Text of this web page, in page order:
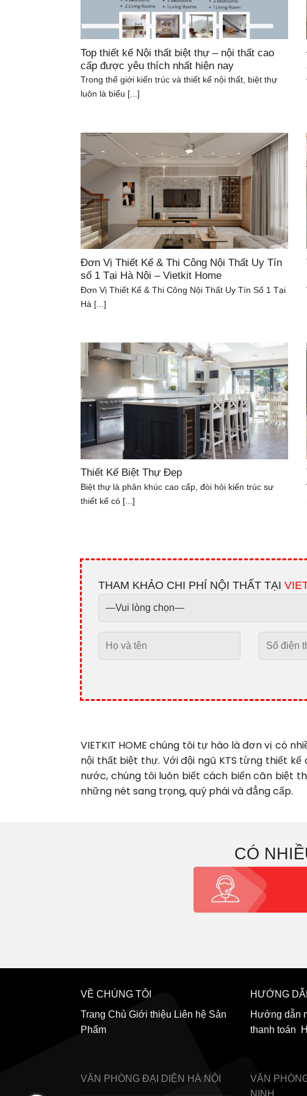
Top thiết kế Nội thất biệt thự – nội thất cao
cấp được yêu thích nhất hiện nay
Trong thế giới kiến trúc và thiết kế nội thất, biệt thự
luôn là biểu [...]
Đơn Vị Thiết Kế & Thi Công Nội Thất Uy Tín
số 1 Tại Hà Nội – Vietkit Home
Đơn Vị Thiết Kế & Thi Công Nội Thất Uy Tín Số 1 Tại
Hà [...]
Thiết Kế Biệt Thự Đẹp
Biệt thự là phân khúc cao cấp, đòi hỏi kiến trúc sư
thiết kế có [...]
THAM KHẢO CHI PHÍ NỘI THẤT TẠI
VIETKIT HOME chúng tôi tự hào là đơn vị có
nội thất biệt thự. Với đội ngũ KTS từng thiết
nước, chúng tôi luôn biết cách biến căn biệt
những nét sang trọng, quý phái và đẳng cấp.
CÓ
VỀ CHÚNG TÔI
Trang Chủ Giới thiệu Liên hệ Sản
Phẩm
HƯỚNG
Hướng dẫn
thanh toán
VĂN PHÒNG ĐẠI DIỆN HÀ NỘI VĂN